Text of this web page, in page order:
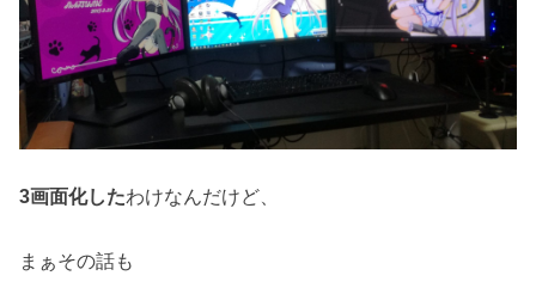
3画面化したわけなんだけど、
まぁその話も